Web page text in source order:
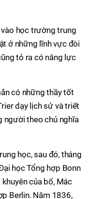
học trường trung
ở những lĩnh vực đòi
tỏ ra có năng lực
có những thầy tốt
dạy lịch sử và triết
người theo chủ nghĩa
học, sau đó, tháng
học Tổng hợp Bonn
của bố, Mác
Berlin. Năm 1836,